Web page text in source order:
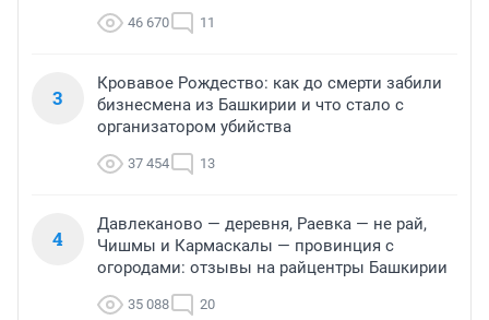
46 670 11
3
Кровавое Рождество: как до смерти забили
бизнесмена из Башкирии и что стало с
организатором убийства
37 454 13
4
Давлеканово — деревня, Раевка — не рай,
Чишмы и Кармаскалы — провинция с
огородами: отзывы на райцентры Башкирии
35 088 20